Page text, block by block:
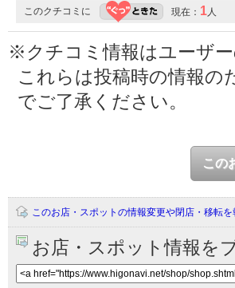
このクチコミに 現在： 1人
※クチコミ情報はユーザ
これらは投稿時の情報の
でご了承ください。
この
このお店・スポットの情報変更や閉店・移転を
お店・スポット情報を